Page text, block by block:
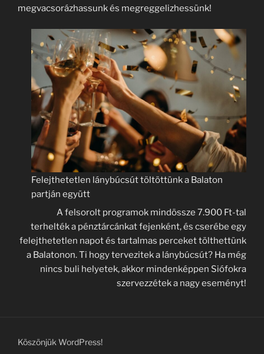
megvacsorázhassunk és megreggelizhessünk!
Felejthetetlen lánybúcsút töltöttünk a Balaton
partján együtt
A felsorolt programok mindössze 7.900 Ft-tal
terhelték a pénztárcánkat fejenként, és cserébe egy
felejthetetlen napot és tartalmas perceket tölthettünk
a Balatonon. Ti hogy tervezitek a lánybúcsút? Ha még
nincs buli helyetek, akkor mindenképpen Siófokra
szervezzétek a nagy eseményt!
Köszönjük WordPress!